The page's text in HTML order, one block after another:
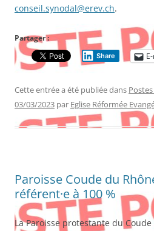
conseil.synodal@erev.ch.
Partager :
Share
Cette entrée a été publiée dans
03/03/2023 par Eglise Réformée
Paroisse Coude du
référent·e à 100 %
La Paroisse protestante du